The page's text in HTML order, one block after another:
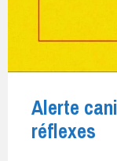
Alerte
réflexes